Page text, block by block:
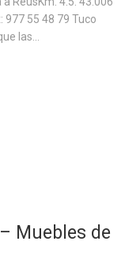
977 55 48 79 Tuco
las...
Muebles de